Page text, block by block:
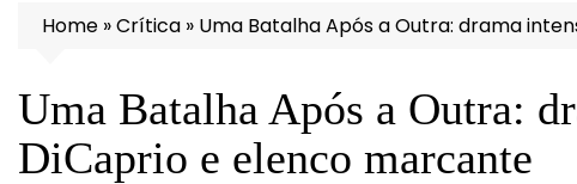
Home »Crítica » Uma Batalha Após a Outra: drama
Uma Batalha Após a Outra:
DiCaprio e elenco marcante